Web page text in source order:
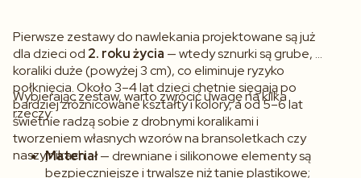
Pierwsze zestawy do nawlekania projektowane są już
dla dzieci od 2. roku życia — wtedy sznurki są grube, a
koraliki duże (powyżej 3 cm), co eliminuje ryzyko
połknięcia. Około 3–4 lat dzieci chętnie sięgają po
bardziej zróżnicowane kształty i kolory, a od 5–6 lat
świetnie radzą sobie z drobnymi koralikami i
tworzeniem własnych wzorów na bransoletkach czy
naszyjnikach.
Wybierając zestaw, warto zwrócić uwagę na kilka
rzeczy:
Materiał— drewniane i silikonowe elementy są
bezpieczniejsze i trwalsze niż tanie plastikowe;